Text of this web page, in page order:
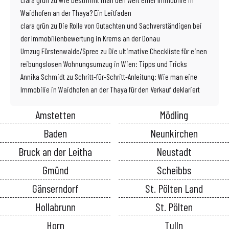
Waidhofen an der Thaya? Ein Leitfaden
clara grün zu Die Rolle von Gutachten und Sachverständigen bei
der Immobilienbewertung in Krems an der Donau
Umzug Fürstenwalde/Spree zu Die ultimative Checkliste für einen
reibungslosen Wohnungsumzug in Wien: Tipps und Tricks
Annika Schmidt zu Schritt-für-Schritt-Anleitung: Wie man eine
Immobilie in Waidhofen an der Thaya für den Verkauf deklariert
Amstetten
Baden
Bruck an der Leitha
Gmünd
Gänserndorf
Hollabrunn
Horn
Mödling
Neunkirchen
Neustadt
Scheibbs
St. Pölten Land
St. Pölten
Tulln